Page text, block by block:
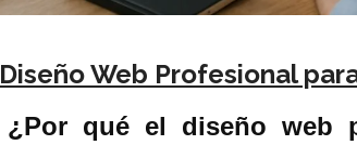
Diseño Web Profesional
¿Por qué el diseño web